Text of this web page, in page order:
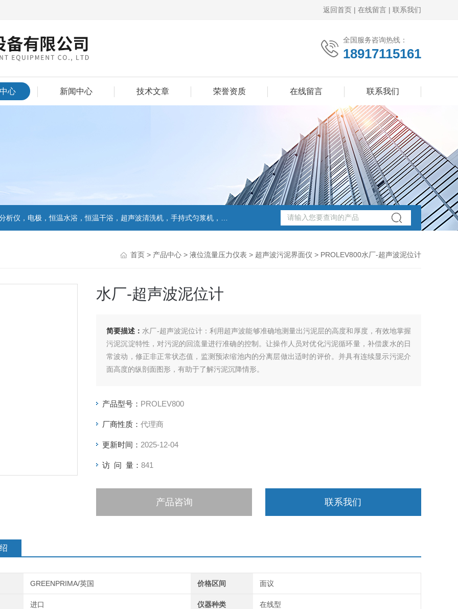
返回首页 | 在线留言 | 联系我们
全国服务咨询热线：
18917115161
心 新闻中心 技术文章 荣誉资质 在线留言 联系我们
电极，恒温水浴，恒温干浴，超声波清洗机，手持式匀浆机，匀浆分散机,
首页 > 产品中心 > 液位流量压力仪表 > 超声波污泥界面仪 > PROLEV800水厂-超声波泥位计
水厂-超声波泥位计
简要描述： 水厂-超声波泥位计：利用超声波能够准确地测量出污泥层的高度和厚度，有效地掌握
污泥沉淀特性，对污泥的回流量进行准确的控制。让操作人员对优化污泥循环量，补偿废水的日
常波动，修正非正常状态值，监测预浓缩池内的分离层做出适时的评价。并具有连续显示污泥介
面高度的纵剖面图形，有助于了解污泥沉降情形。
产品型号： PROLEV800
厂商性质： 代理商
更新时间： 2025-12-04
访 问 量： 841
产品咨询 联系我们
GREENPRIMA/英国 价格区间 面议
进口 仪器种类 在线型